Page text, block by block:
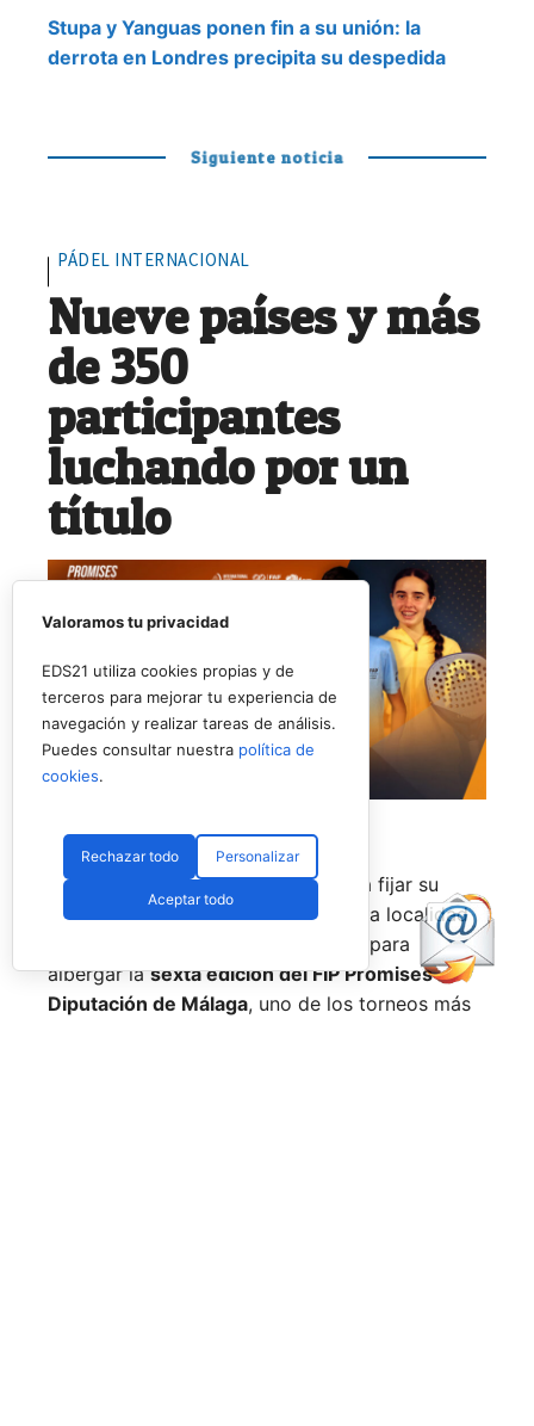
Stupa y Yanguas ponen fin a su unión: la
derrota en Londres precipita su despedida
Siguiente noticia
PÁDEL INTERNACIONAL
Nueve países y más
de 350
participantes
luchando por un
título
El pádel base internacional vuelve a fijar su
mirada en la provincia de Málaga. La localidad
se prepara para
albergar lasexta edición del FIP Promises
Diputación de Málaga, uno de los torneos más
Valoramos tu privacidad
EDS21 utiliza cookies propias y de
terceros para mejorar tu experiencia de
navegación y realizar tareas de análisis.
Puedes consultar nuestra política de
cookies.
Rechazar todo Personalizar
Aceptar todo